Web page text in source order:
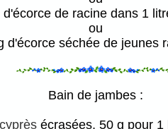
d'écorce de racine dans 1
ou
d'écorce séchée de jeunes
Bain de jambes :
cyprèsécrasées, 50 g pour 1